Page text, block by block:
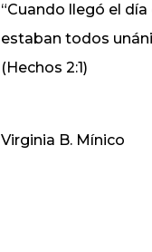
“Cuando llegó el
estaban todos
(Hechos 2:1)
Virginia B. Mínico